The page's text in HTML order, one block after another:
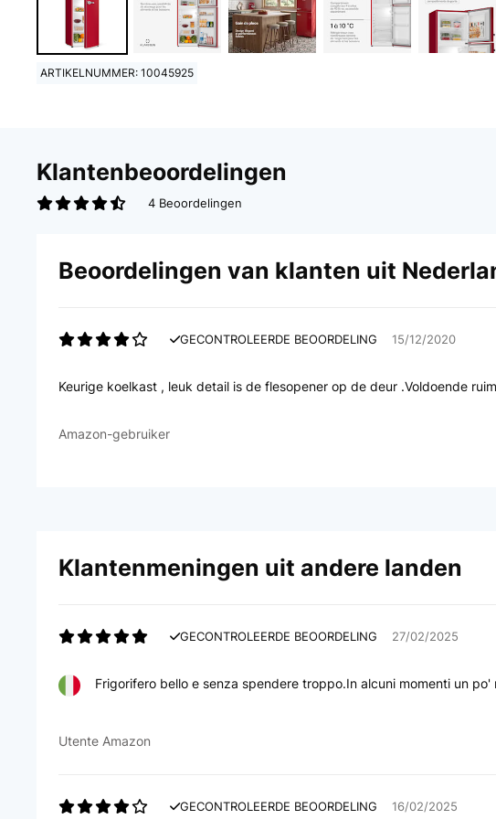
ARTIKELNUMMER: 10045925
Klantenbeoordelingen
4 Beoordelingen
Beoordelingen van klanten uit
GECONTROLEERDE BEOORDELING 15/12/2020
Keurige koelkast , leuk detail is de flesopener op de deur .Voldoende
Amazon-gebruiker
Klantenmeningen uit andere landen
GECONTROLEERDE BEOORDELING 27/02/2025
Frigorifero bello e senza spendere troppo.In alcuni momenti un
Utente Amazon
GECONTROLEERDE BEOORDELING 16/02/2025